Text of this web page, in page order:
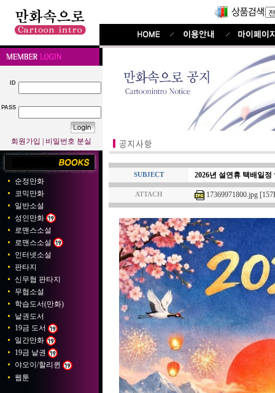
ID
PASS
회원가입 비밀번호 분실
순정만화
코믹만화
일반소설
성인만화
로맨스소설
로맨스소설
인터넷소설
판타지
신무협 판타지
무협소설
학습도서(만화)
낱권도서
19금 도서
일간만화
19금 낱권
야오이/할리퀸
웹툰
SUBJECT 2026년 설연휴 택배일정
ATTACH 17369971800.jpg